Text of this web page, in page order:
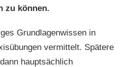
zu können.
Grundlagenwissen in
vermittelt. Spätere
hauptsächlich